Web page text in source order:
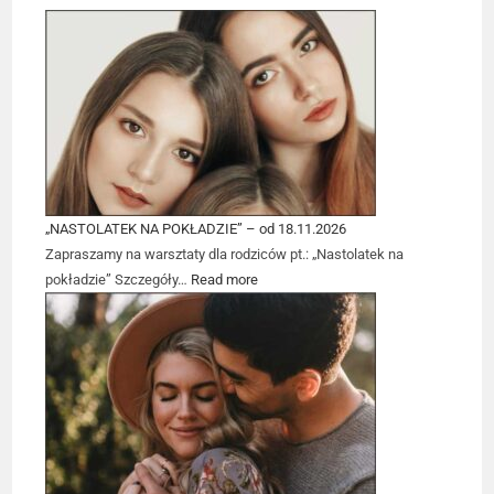
„NASTOLATEK NA POKŁADZIE” – od 18.11.2026
Zapraszamy na warsztaty dla rodziców pt.: „Nastolatek na
pokładzie” Szczegóły… Read more